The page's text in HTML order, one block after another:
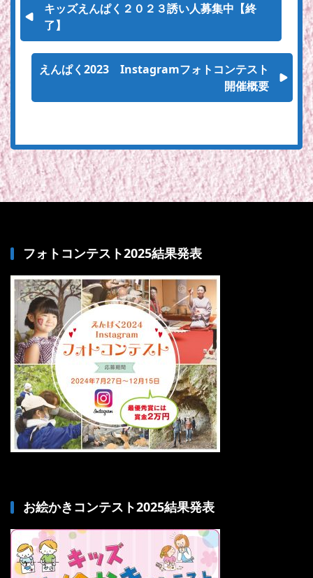
キッズえんぱく２０２３誘い人募集中【終
了】
えんぱく2023 Instagramフォトコンテスト
開催概要
フォトコンテスト2025結果発表
お絵かきコンテスト2025結果発表